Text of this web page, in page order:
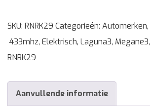
SKU: RNRK29 Categorieën: Automerken,
433mhz, Elektrisch, Laguna3, Megane3,
RNRK29
Aanvullende informatie